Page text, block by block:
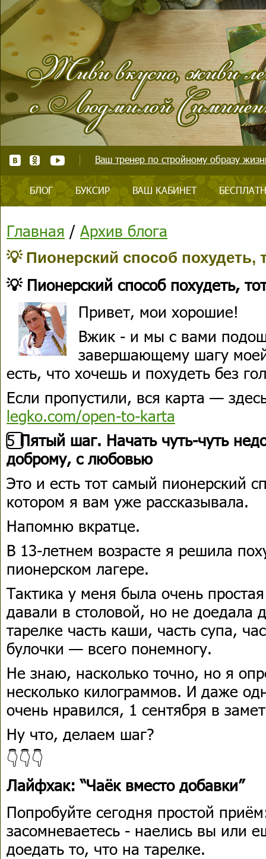
Ваш тренер по стройному образу
БЛОГ БУКСИР ВАШ КАБИНЕТ
Главная / Архив блога
💡 Пионерский способ похудеть,
💡 Пионерский способ похудеть,
Привет, мои хорошие!
Вжик - и мы с вами
завершающему шагу
есть, что хочешь и похудеть без
Если пропустили, вся карта —
legko.com/open-to-karta
5️⃣Пятый шаг. Начать чуть-чуть
доброму, с любовью
Это и есть тот самый пионерский
котором я вам уже рассказывала.
Напомню вкратце.
В 13-летнем возрасте я решила
пионерском лагере.
Тактика у меня была очень
давали в столовой, но не доедала
тарелке часть каши, часть супа,
булочки — всего понемногу.
Не знаю, насколько точно, но я
несколько килограммов. И даже
очень нравился, 1 сентября в
Ну что, делаем шаг?
👇👇👇
Лайфхак: “Чаёк вместо добавки”
Попробуйте сегодня простой
засомневаетесь - наелись вы или
доедать то, что на тарелке.